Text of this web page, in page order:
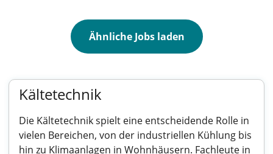
Ähnliche Jobs laden
Kältetechnik
Die Kältetechnik spielt eine entscheidende Rolle in
vielen Bereichen, von der industriellen Kühlung bis
hin zu Klimaanlagen in Wohnhäusern. Fachleute in